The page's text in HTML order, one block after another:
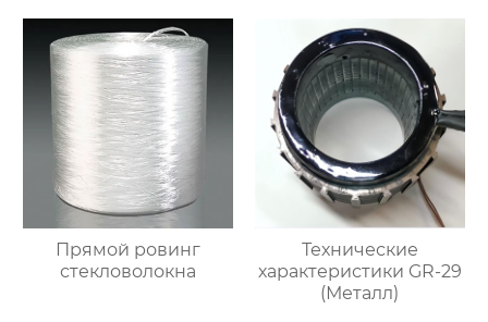
Прямой ровинг
стекловолокна
Технические
характеристики GR-29
(Металл)